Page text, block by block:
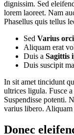
dignissim. Sed
lorem laoreet. Nam
Phasellus quis tellus
Sed Varius
Aliquam erat
Duis a Sagittis
Duis suscipit
In sit amet tincidunt
ultrices ligula. Fusce
Suspendisse potenti.
varius libero. Aliquam
Donec